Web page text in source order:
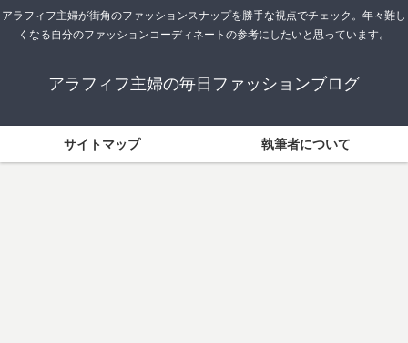
アラフィフ主婦が街角のファッションスナップを勝手な視点でチェック。年々難し
くなる自分のファッションコーディネートの参考にしたいと思っています。
アラフィフ主婦の毎日ファッションブログ
サイトマップ 執筆者について